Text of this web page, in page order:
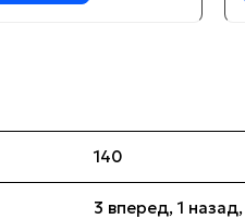
140
3 вперед, 1